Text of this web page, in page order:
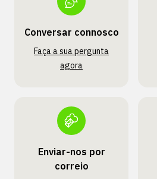
Conversar connosco
Faça a sua pergunta
agora
Enviar-nos por
correio